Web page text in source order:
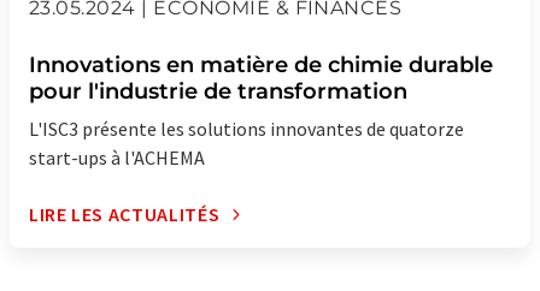
23.05.2024 | ECONOMIE & FINANCES
Innovations en matière de chimie durable
pour l'industrie de transformation
L'ISC3 présente les solutions innovantes de quatorze
start-ups à l'ACHEMA
LIRE LES ACTUALITÉS